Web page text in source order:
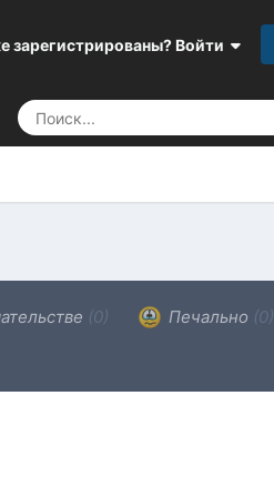
зарегистрированы? Войти
(0) Печально (0)